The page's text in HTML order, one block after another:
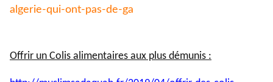
algerie-qui-ont-pas-de-ga
Offrir un Colis alimentaires aux plus démunis :